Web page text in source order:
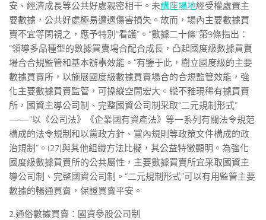
安、經濟成長等公共好處親密相干。未講座場地經受權處置主
要數據，公共好處極易遭遇傷害損失。故而，場內主要數據買
賣不宜等閑視之，應予特別“看護”。“數據二十條”第9條指出：
“領導多品種型的數據買賣場合配合成長，凸起國度級數據買賣
場合合規監管和基本辦事效能。”有鑒于此，樹立國度級的主要
數據買賣所，以施展國度級數據買賣場合的合規監管效能，強
化主要數據買賣監管，可操縱空間宏大。縱不雅現稀有據買賣
所，國資主導公司制、完整國資公司制采取“二元規制形式”
——“以《公司法》《企業國有資產法》等一系列有關法令規范
構成的法令規制和以黨政方針、黨內規則等政策文件構成的政
治規制”。(27)與其他組織方法比擬，其公益特徵顯明。為強化
國度級數據買賣所的公共屬性，主要數據買賣所宜采取國資主
導公司制、完整國資公司制。“二元規制形式”可以有用監管主要
數據的暢通買賣，保證買賣平安。
2.通俗數據買賣：國資參股公司制